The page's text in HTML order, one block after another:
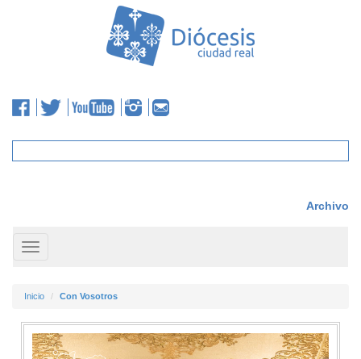
Archivo
Toggle
navigation
Inicio Con Vosotros